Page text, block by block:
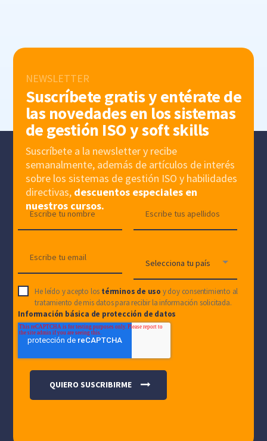
NEWSLETTER
Suscríbete gratis y entérate de
las novedades en los sistemas
de gestión ISO y soft skills
Suscríbete a la newsletter y recibe
semanalmente, además de artículos de interés
sobre los sistemas de gestión ISO y habilidades
directivas, descuentos especiales en
nuestros cursos.
He leído y acepto los términos de uso y doy consentimiento al
tratamiento de mis datos para recibir la información solicitada.
Información básica de protección de datos